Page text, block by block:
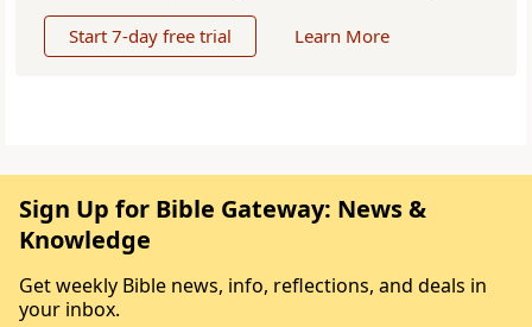
Start 7-day free trial Learn More
Sign Up for Bible Gateway: News &
Knowledge
Get weekly Bible news, info, reflections, and deals in
your inbox.